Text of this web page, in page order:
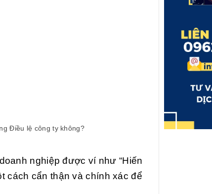
Điều lệ công ty không?
nghiệp được ví như “Hiến
cách cẩn thận và chính xác để